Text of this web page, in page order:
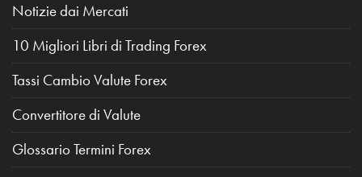
Notizie dai Mercati
10 Migliori Libri di Trading Forex
Tassi Cambio Valute Forex
Convertitore di Valute
Glossario Termini Forex